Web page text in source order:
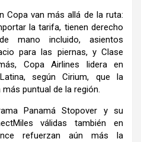
Copa van más allá de la ruta:
la tarifa, tienen derecho
mano incluido, asientos
para las piernas, y Clase
Copa Airlines lidera en
según Cirium, que la
puntual de la región.
Panamá Stopover y su
válidas también en
refuerzan aún más la